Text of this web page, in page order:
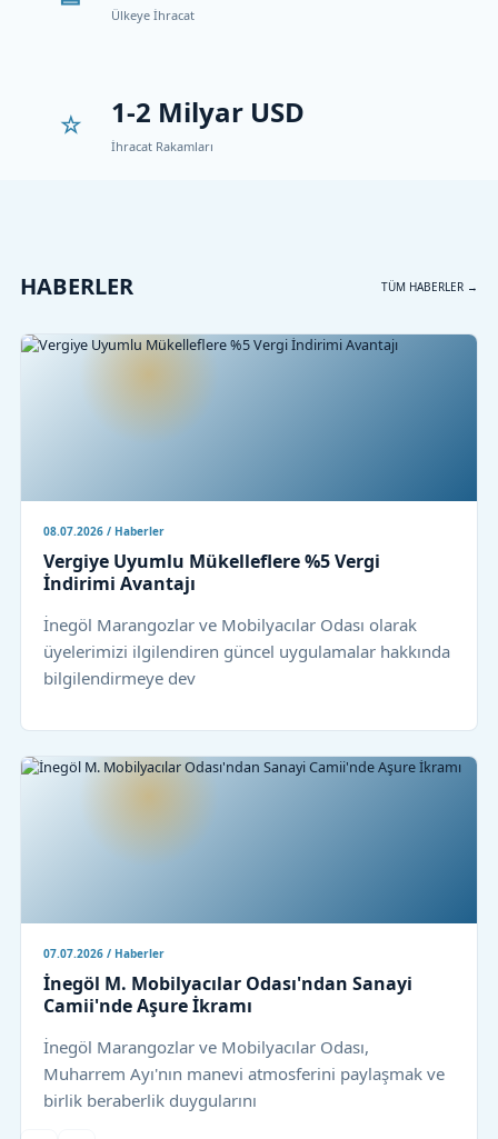
Ülkeye İhracat
1-2 Milyar USD
İhracat Rakamları
HABERLER TÜM HABERLER →
08.07.2026 / Haberler
Vergiye Uyumlu Mükelleflere %5 Vergi
İndirimi Avantajı
İnegöl Marangozlar ve Mobilyacılar Odası olarak
üyelerimizi ilgilendiren güncel uygulamalar hakkında
bilgilendirmeye dev
07.07.2026 / Haberler
İnegöl M. Mobilyacılar Odası'ndan Sanayi
Camii'nde Aşure İkramı
İnegöl Marangozlar ve Mobilyacılar Odası,
Muharrem Ayı'nın manevi atmosferini paylaşmak ve
birlik beraberlik duygularını